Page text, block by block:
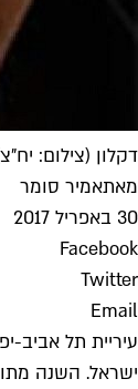
דקלון (צילום:
מאתאמיר סומר
30 באפריל 2017
Facebook
Twitter
Email
ישראל. השנה